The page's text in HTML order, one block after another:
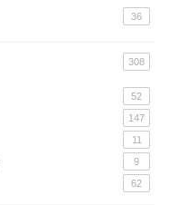
36
308
52
147
11
9
62